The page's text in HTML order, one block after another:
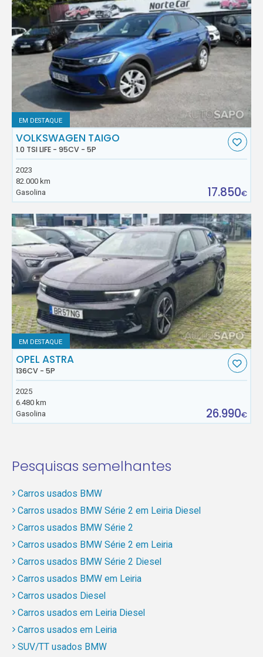
EM DESTAQUE
VOLKSWAGEN TAIGO
1.0 TSI LIFE - 95CV - 5P
2023
82.000 km
Gasolina
17.850€
EM DESTAQUE
OPEL ASTRA
136CV - 5P
2025
6.480 km
Gasolina
26.990€
Pesquisas semelhantes
Carros usados BMW
Carros usados BMW Série 2 em Leiria Diesel
Carros usados BMW Série 2
Carros usados BMW Série 2 em Leiria
Carros usados BMW Série 2 Diesel
Carros usados BMW em Leiria
Carros usados Diesel
Carros usados em Leiria Diesel
Carros usados em Leiria
SUV/TT usados BMW